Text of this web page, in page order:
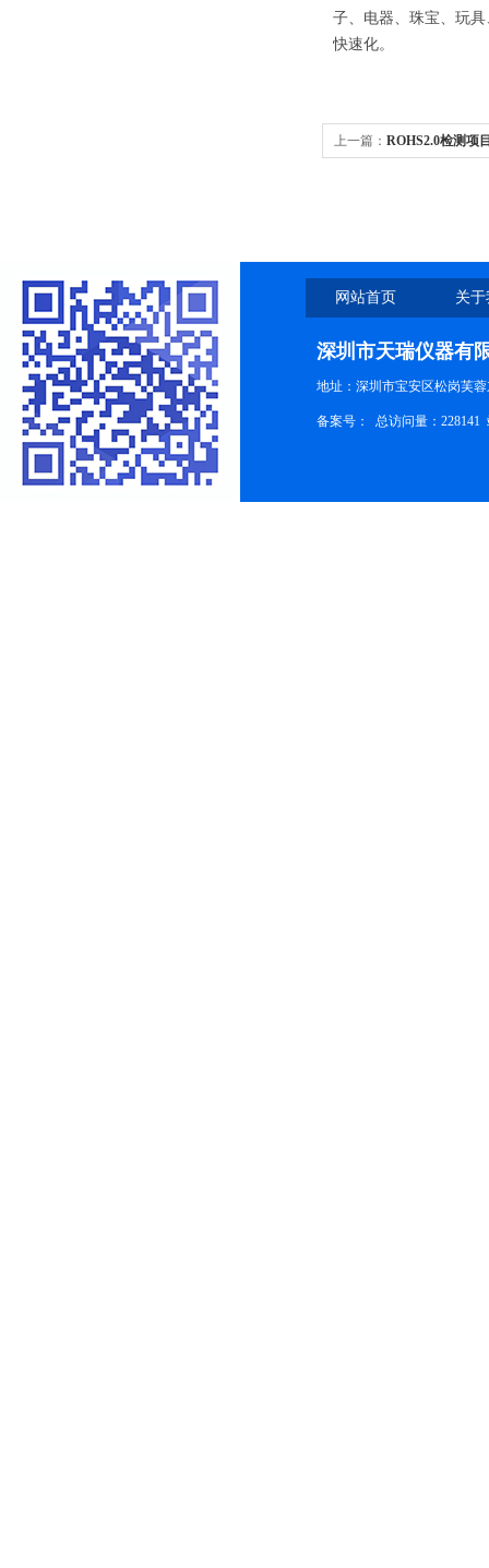
子、电器、珠宝、玩
快速化。
上一篇： ROHS2.0检测项
网站首页 关
深圳市天瑞仪器有
地址：深圳市宝安区松岗芙
备案号： 总访问量：228141